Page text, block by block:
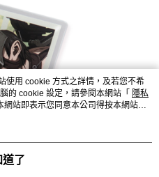
使用 cookie 方式之詳情，及若您不希
的 cookie 設定，請參閱本網站「 隱私
網站即表示您同意本公司得按本網站使
道了